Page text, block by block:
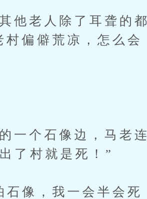
他老人除了耳聋的都
偏僻荒凉，怎么会
一个石像边，马老连
了村就是死！”
像，我一会半会死